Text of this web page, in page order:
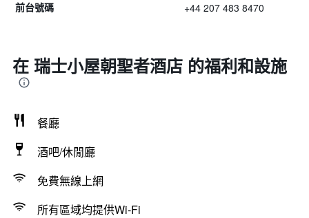
前台號碼 +44 207 483 8470
在 瑞士小屋朝聖者酒店 的福利和設施
餐廳
酒吧/休閒廳
免費無線上網
所有區域均提供Wi-Fi